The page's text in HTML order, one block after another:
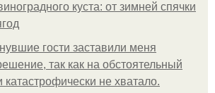
куста: от зимней спячки
гости заставили меня
так как на обстоятельный
не хватало.